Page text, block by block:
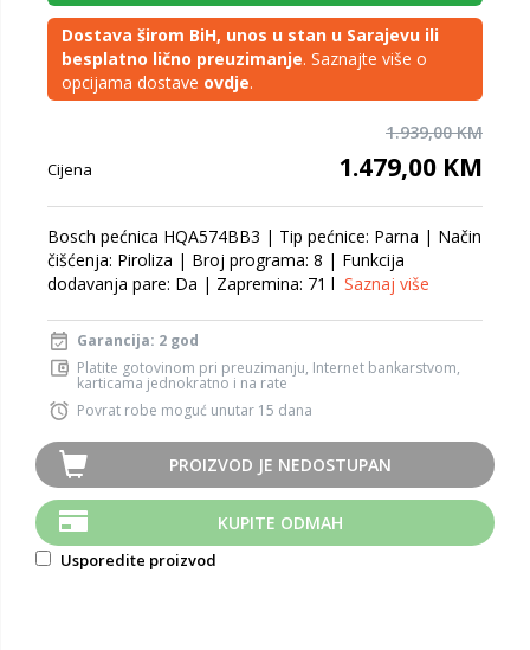
Dostava širom BiH, unos u stan u Sarajevu ili
besplatno lično preuzimanje. Saznajte više o
opcijama dostave ovdje.
1.939,00 KM
Cijena 1.479,00 KM
Bosch pećnica HQA574BB3 | Tip pećnice: Parna | Način
čišćenja: Piroliza | Broj programa: 8 | Funkcija
dodavanja pare: Da | Zapremina: 71 l Saznaj više
Garancija: 2 god
Platite gotovinom pri preuzimanju, Internet bankarstvom,
karticama jednokratno i na rate
Povrat robe moguć unutar 15 dana
PROIZVOD JE NEDOSTUPAN
KUPITE ODMAH
Usporedite proizvod